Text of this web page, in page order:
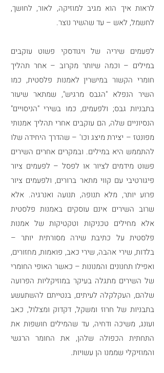
לראות איך הוא מגיב למוזיקה, לאור, לחושך,
לחשמל, לאש – עד שהשיר נוצר.
לפעמים שיריה של ויגודסקי פשוט עוקבים
במילים – וכמה שיותר מקרוב – אחר תהליך
חומרי הקשור במישרין לאמנות פלסטית, כמו
השיר הנפלא "הגבס מרגיש", שמתאר שיעור
בתבניות גבס; ולפעמים, כמו בשירי "הניסויים"
הנסיוניים שלה, הם עוקבים אחרי תהליך אמנותי
מפונטז – יצירת מיצג וכו' – שהדרך היחידה שלו
להתממש היא במילים. ובמקרים אחרים השירים
פשוט מידמים לציור או לפסל – לפעמים ציור
פיגורטיבי עם קווי מתאר ברורים, ולפעמים ציור
פרוע יותר, מלא תנופה, תנועה ואנרגיה. אלא
שרוב השירים אינם עוסקים באמנות פלסטית
אלא מחילים טכניקות וטקטיקות של אמנות
פלסטית על כתיבת שירה מסורתית יותר –
בלדות, שירי אהבה, שירי כאב, פואמות, מחזורים,
ואפילו תחנונים והמנונות – כאשר האופי החומרי
של השירים מתגלה בעיקר במוזיקליות הפרועה
שלהם, העקלקלה לעיתים, בנטייתם להשתעשע
בתבניות של חרוז ומשקל, דקדוק ומצלול, כאב
ועונג, משיכה ודחיה, עד שהמילים חושפות את
התחתית הכפולה שלהן, את החומר הרגשי
והמוזיקלי שממנו הן עשויות.